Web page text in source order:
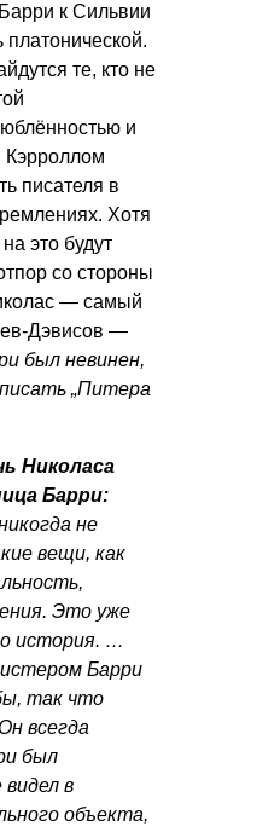
к Сильвии
платонической.
те, кто не
и
Кэрроллом
писателя в
Хотя
это будут
со стороны
— самый
Дэвисов —
был невинен,
„Питера
Николаса
Барри:
не
вещи, как
Это уже
история. …
Барри
так что
всегда
был
видел в
объекта,